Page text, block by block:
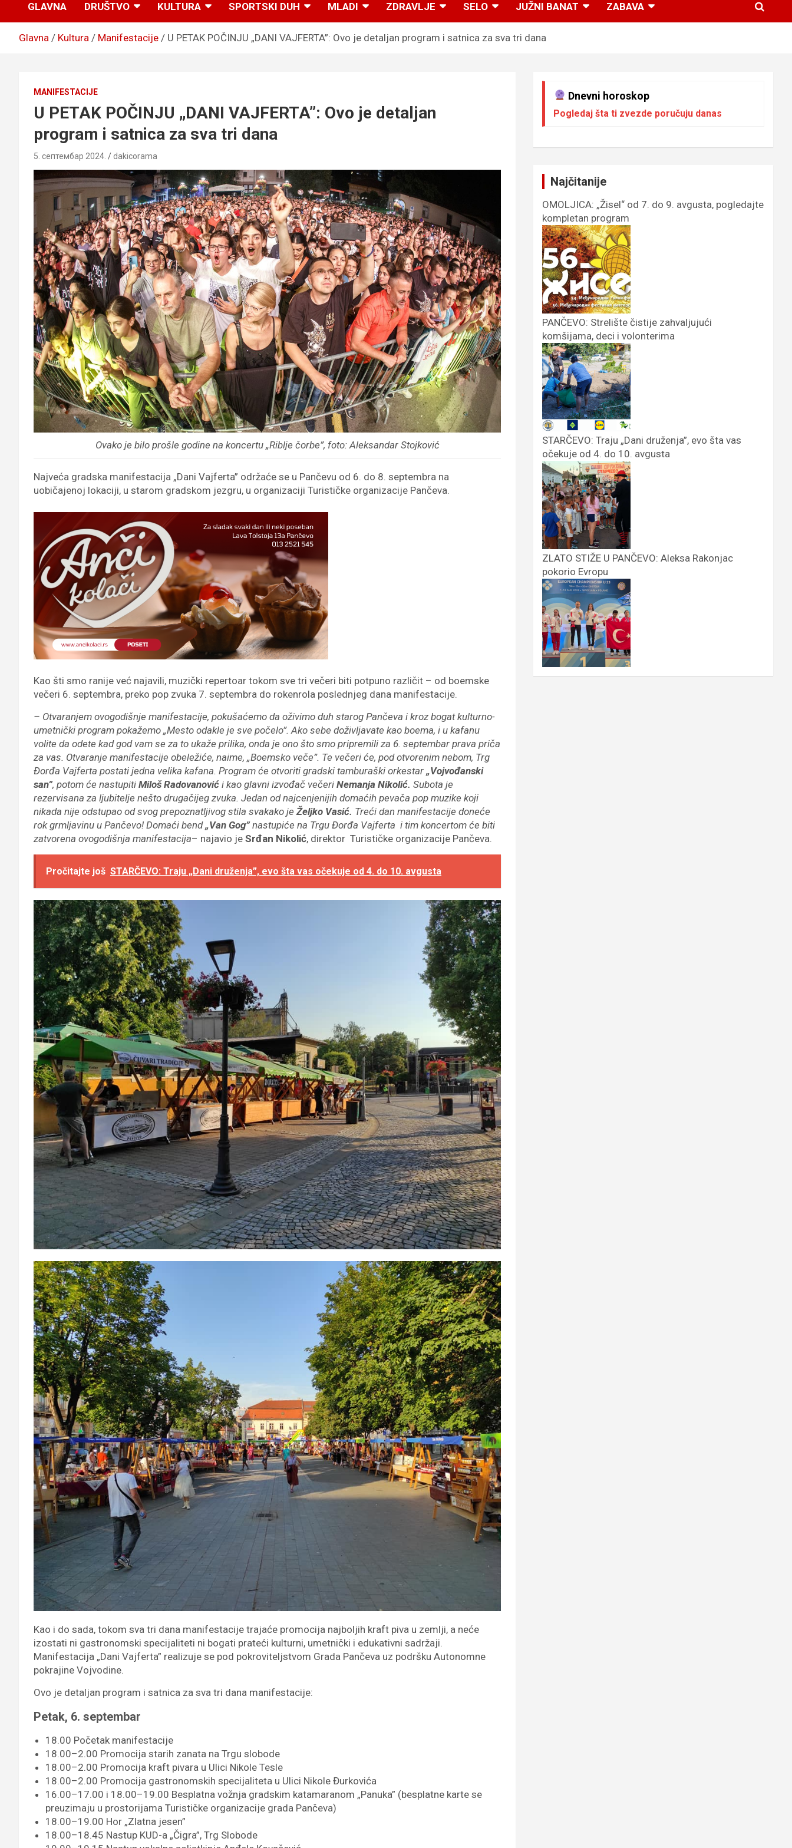
GLAVNA DRUŠTVO KULTURA SPORTSKI DUH MLADI ZDRAVLJE SELO JUŽNI BANAT ZABAVA
Glavna Kultura Manifestacije U PETAK POČINJU „DANI VAJFERTA”: Ovo je detaljan program i satnica za sva tri dana
MANIFESTACIJE
U PETAK POČINJU „DANI VAJFERTA”: Ovo je detaljan
program i satnica za sva tri dana
5. септембар 2024. dakicorama
Ovako je bilo prošle godine na koncertu „Riblje čorbe”, foto: Aleksandar Stojković
Najveća gradska manifestacija „Dani Vajferta” održaće se u Pančevu od 6. do 8. septembra na
uobičajenoj lokaciji, u starom gradskom jezgru, u organizaciji Turističke organizacije Pančeva.
Kao šti smo ranije već najavili, muzički repertoar tokom sve tri večeri biti potpuno različit – od boemske
večeri 6. septembra, preko pop zvuka 7. septembra do rokenrola poslednjeg dana manifestacije.
– Otvaranjem ovogodišnje manifestacije, pokušaćemo da oživimo duh starog Pančeva i kroz bogat kulturno-
umetnički program pokažemo „Mesto odakle je sve počelo”. Ako sebe doživljavate kao boema, i u kafanu
volite da odete kad god vam se za to ukaže prilika, onda je ono što smo pripremili za 6. septembar prava priča
za vas. Otvaranje manifestacije obeležiće, naime, „Boemsko veče”. Te večeri će, pod otvorenim nebom, Trg
Đorđa Vajferta postati jedna velika kafana. Program će otvoriti gradski tamburaški orkestar „Vojvođanski
san”, potom će nastupiti Miloš Radovanović i kao glavni izvođač večeri Nemanja Nikolić. Subota je
rezervisana za ljubitelje nešto drugačijeg zvuka. Jedan od najcenjenijih domaćih pevača pop muzike koji
nikada nije odstupao od svog prepoznatljivog stila svakako je Željko Vasić. Treći dan manifestacije doneće
rok grmljavinu u Pančevo! Domaći bend„Van Gog”nastupiće na Trgu Đorđa Vajferta i tim koncertom će biti
zatvorena ovogodišnja manifestacija– najavio je Srđan Nikolić, direktor Turističke organizacije Pančeva.
Pročitajte još STARČEVO: Traju „Dani druženja”, evo šta vas očekuje od 4. do 10. avgusta
Kao i do sada, tokom sva tri dana manifestacije trajaće promocija najboljih kraft piva u zemlji, a neće
izostati ni gastronomski specijaliteti ni bogati prateći kulturni, umetnički i edukativni sadržaji.
Manifestacija „Dani Vajferta” realizuje se pod pokroviteljstvom Grada Pančeva uz podršku Autonomne
pokrajine Vojvodine.
Ovo je detaljan program i satnica za sva tri dana manifestacije:
Petak, 6. septembar
18.00 Početak manifestacije
18.00–2.00 Promocija starih zanata na Trgu slobode
18.00–2.00 Promocija kraft pivara u Ulici Nikole Tesle
18.00–2.00 Promocija gastronomskih specijaliteta u Ulici Nikole Đurkovića
16.00–17.00 i 18.00–19.00 Besplatna vožnja gradskim katamaranom „Panuka” (besplatne karte se
preuzimaju u prostorijama Turističke organizacije grada Pančeva)
18.00–19.00 Hor „Zlatna jesen”
18.00–18.45 Nastup KUD-a „Čigra”, Trg Slobode
Dnevni horoskop
Pogledaj šta ti zvezde poručuju danas
Najčitanije
OMOLJICA: „Žisel“ od 7. do 9. avgusta, pogledajte
kompletan program
PANČEVO: Strelište čistije zahvaljujući
komšijama, deci i volonterima
STARČEVO: Traju „Dani druženja”, evo šta vas
očekuje od 4. do 10. avgusta
ZLATO STIŽE U PANČEVO: Aleksa Rakonjac
pokorio Evropu